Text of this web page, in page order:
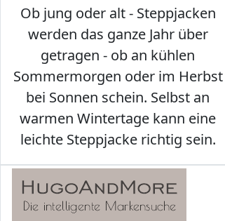
Ob jung oder alt - Steppjacken
werden das ganze Jahr über
getragen - ob an kühlen
Sommermorgen oder im Herbst
bei Sonnen schein. Selbst an
warmen Wintertage kann eine
leichte Steppjacke richtig sein.